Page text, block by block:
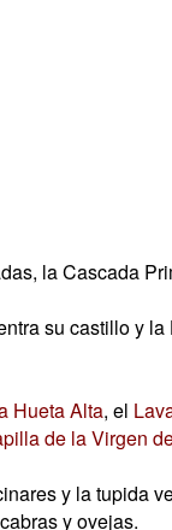
la Cascada
su castillo y
Hueta Alta, el
de la Virgen
y la tupida
y ovejas.